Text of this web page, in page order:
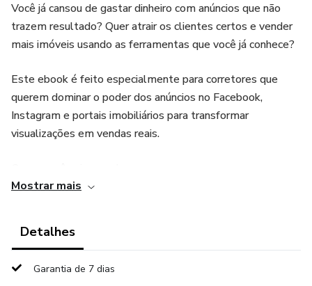
Você já cansou de gastar dinheiro com anúncios que não
trazem resultado? Quer atrair os clientes certos e vender
mais imóveis usando as ferramentas que você já conhece?
Este ebook é feito especialmente para corretores que
querem dominar o poder dos anúncios no Facebook,
Instagram e portais imobiliários para transformar
visualizações em vendas reais.
imediato
Mostrar mais
Detalhes
Garantia de 7 dias